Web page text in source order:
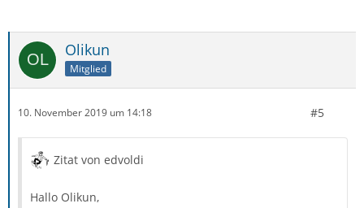
Olikun
Mitglied
10. November 2019 um 14:18 #5
Zitat von edvoldi
Hallo Olikun,